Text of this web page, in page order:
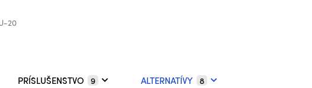
20
PRÍSLUŠENSTVO 9 ALTERNATÍVY 8